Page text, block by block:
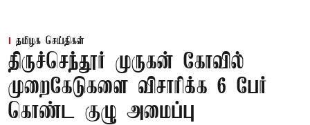
தமிழக செய்திகள்
திருச்செந்தூர் முருகன் கோவில்
முறைகேடுகளை விசாரிக்க 6 பேர்
கொண்ட குழு அமைப்பு